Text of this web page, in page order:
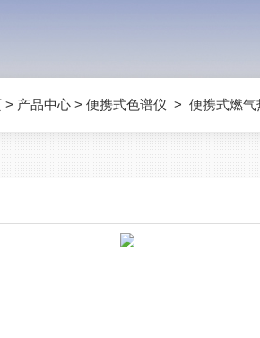
> 产品中心 > 便携式色谱仪 > 便携式燃